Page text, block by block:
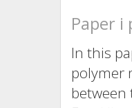
Paper i
In this
polymer
between